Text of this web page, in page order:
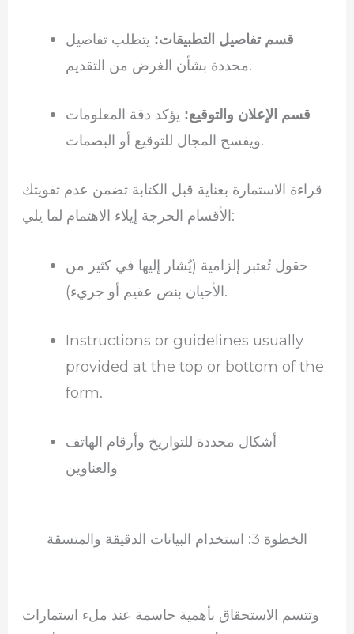
قسم تفاصيل التطبيقات: يتطلب تفاصيل
محددة بشأن الغرض من التقديم.
قسم الإعلان والتوقيع: يؤكد دقة المعلومات
ويفسح المجال للتوقيع أو البصمات.
قراءة الاستمارة بعناية قبل الكتابة تضمن عدم تفويتك
الأقسام الحرجة إيلاء الاهتمام لما يلي:
حقول تُعتبر إلزامية (يُشار إليها في كثير من
الأحيان بنص عقيم أو جريء).
Instructions or guidelines usually
provided at the top or bottom of the
form.
أشكال محددة للتواريخ وأرقام الهاتف
والعناوين
الخطوة 3: استخدام البيانات الدقيقة والمتسقة
وتتسم الاستحقاق بأهمية حاسمة عند ملء استمارات